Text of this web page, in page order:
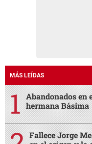
MÁS LEÍDAS
Abandonados en
hermana Básima
Fallece Jorge